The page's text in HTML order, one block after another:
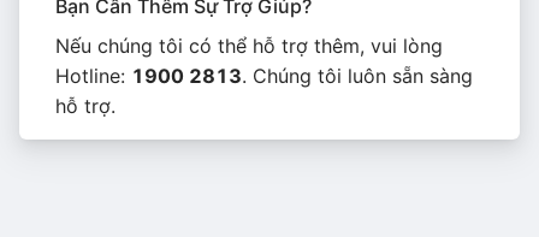
Bạn Cần Thêm Sự Trợ Giúp?
Nếu chúng tôi có thể hỗ trợ thêm, vui lòng
Hotline: 1900 2813. Chúng tôi luôn sẵn sàng
hỗ trợ.